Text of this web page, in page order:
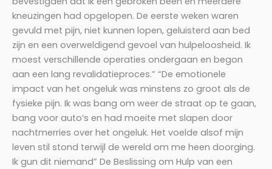
kneuzingen had opgelopen. De eerste weken waren
gevuld met pijn, niet kunnen lopen, geluisterd aan bed
zijn en een overweldigend gevoel van hulpeloosheid. Ik
moest verschillende operaties ondergaan en begon
aan een lang revalidatieproces.” “De emotionele
impact van het ongeluk was minstens zo groot als de
fysieke pijn. Ik was bang om weer de straat op te gaan,
bang voor auto’s en had moeite met slapen door
nachtmerries over het ongeluk. Het voelde alsof mijn
leven stil stond terwijl de wereld om me heen doorging.
Ik gun dit niemand” De Beslissing om Hulp van een